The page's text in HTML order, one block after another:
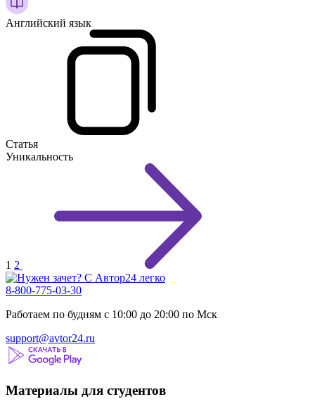
Английский язык
Статья
Уникальность
1 2
8-800-775-03-30
Работаем по будням с 10:00 до 20:00 по Мск
support@avtor24.ru
Материалы для студентов